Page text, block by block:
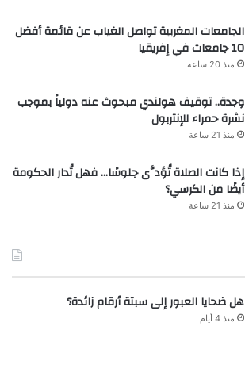
الجامعات المغربية تواصل الغياب عن قائمة أفضل
10 جامعات في إفريقيا
منذ 20 ساعة
وجدة.. توقيف هولندي مبحوث عنه دولياً بموجب
نشرة حمراء للإنتربول
منذ 21 ساعة
إذا كانت الصلاة تُؤدَّى جلوسًا… فهل تُدار الحكومة
أيضًا من الكرسي؟
منذ 21 ساعة
هل ضحايا العبور إلى سبتة أرقام زائدة؟
منذ 4 أيام